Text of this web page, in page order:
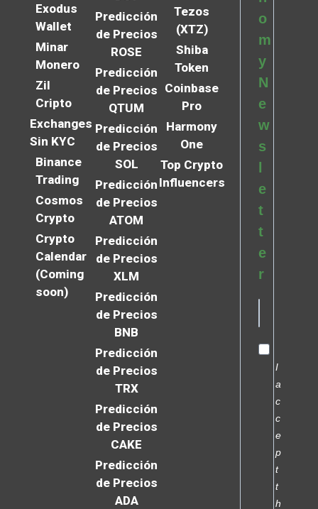
Exodus
Wallet
Minar
Monero
Zil
Cripto
Exchanges
Sin KYC
Binance
Trading
Cosmos
Crypto
Crypto
Calendar
(Coming
soon)
Predicción
de Precios
ROSE
Predicción
de Precios
QTUM
Predicción
de Precios
SOL
Predicción
de Precios
ATOM
Predicción
de Precios
XLM
Predicción
de Precios
BNB
Predicción
de Precios
TRX
Predicción
de Precios
CAKE
Predicción
de Precios
ADA
Tezos
(XTZ)
Shiba
Token
Coinbase
Pro
Harmony
One
Top Crypto
Influencers
o
m
y
N
e
w
s
e
t
t
e
r
I
a
c
c
e
p
t
t
h